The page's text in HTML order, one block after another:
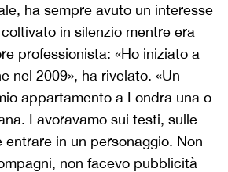
ha sempre avuto un interesse
in silenzio mentre era
professionista: «Ho iniziato a
nel 2009», ha rivelato. «Un
appartamento a Londra una o
Lavoravamo sui testi, sulle
entrare in un personaggio. Non
non facevo pubblicità